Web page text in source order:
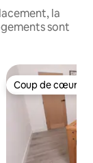
la
sont
Coup de cœur
Coup de cœur